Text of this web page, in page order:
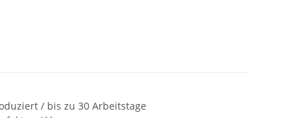
/ bis zu 30 Arbeitstage